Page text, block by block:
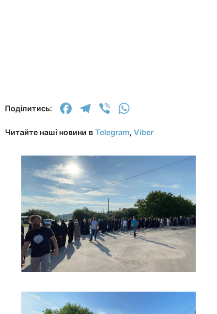
Поділитись: Facebook
Telegram
Viber
Читайте наші новини в Telegram, Viber